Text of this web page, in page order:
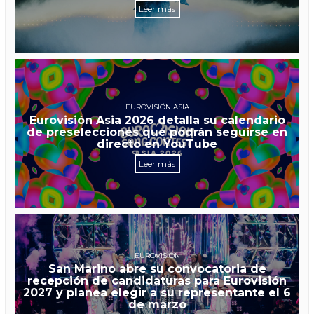
Leer más
EUROVISIÓN ASIA
Eurovisión Asia 2026 detalla su calendario
de preselecciones que podrán seguirse en
directo en YouTube
Leer más
EUROVISIÓN
San Marino abre su convocatoria de
recepción de candidaturas para Eurovisión
2027 y planea elegir a su representante el 6
de marzo